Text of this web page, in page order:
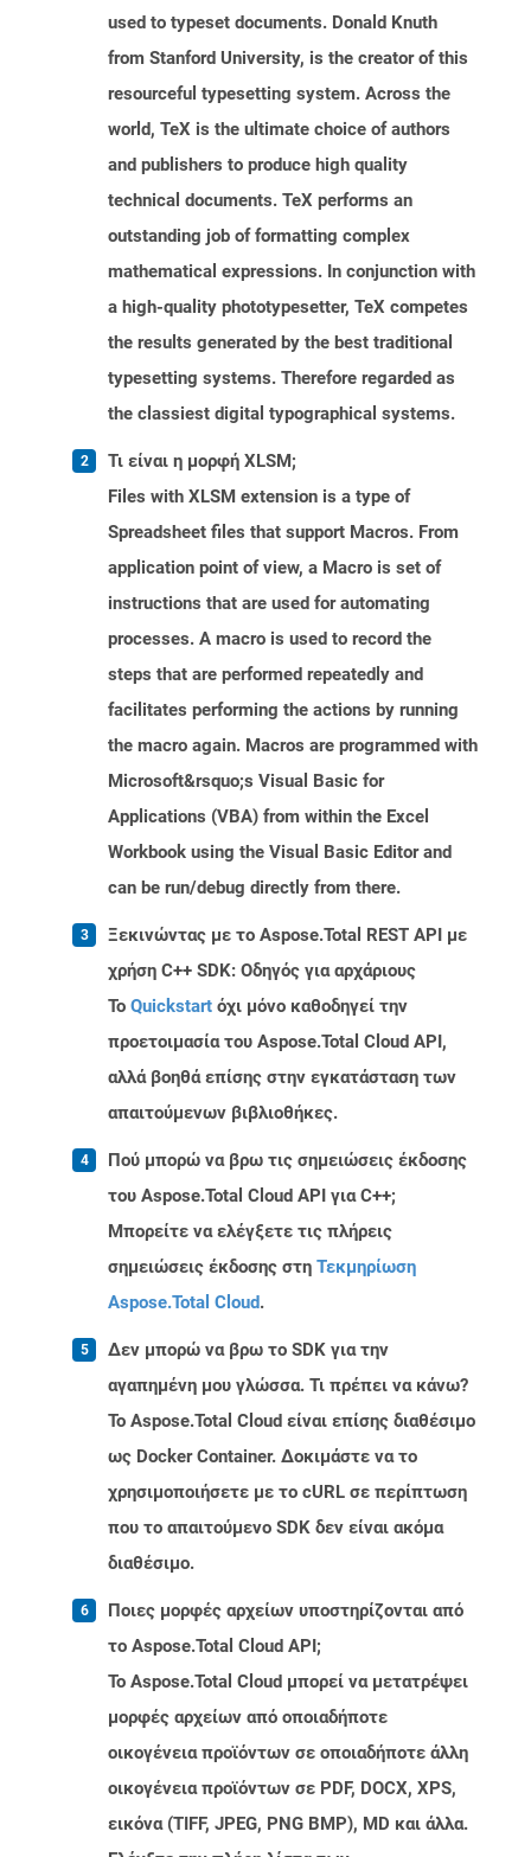
used to typeset documents. Donald Knuth
from Stanford University, is the creator of this
resourceful typesetting system. Across the
world, TeX is the ultimate choice of authors
and publishers to produce high quality
technical documents. TeX performs an
outstanding job of formatting complex
mathematical expressions. In conjunction with
a high-quality phototypesetter, TeX competes
the results generated by the best traditional
typesetting systems. Therefore regarded as
the classiest digital typographical systems.
Τι είναι η μορφή XLSM;
Files with XLSM extension is a type of
Spreadsheet files that support Macros. From
application point of view, a Macro is set of
instructions that are used for automating
processes. A macro is used to record the
steps that are performed repeatedly and
facilitates performing the actions by running
the macro again. Macros are programmed with
Microsoft&rsquo;s Visual Basic for
Applications (VBA) from within the Excel
Workbook using the Visual Basic Editor and
can be run/debug directly from there.
Ξεκινώντας με το Aspose.Total REST API με
χρήση C++ SDK: Οδηγός για αρχάριους
Το Quickstart όχι μόνο καθοδηγεί την
προετοιμασία του Aspose.Total Cloud API,
αλλά βοηθά επίσης στην εγκατάσταση των
απαιτούμενων βιβλιοθήκες.
Πού μπορώ να βρω τις σημειώσεις έκδοσης
του Aspose.Total Cloud API για C++;
Μπορείτε να ελέγξετε τις πλήρεις
σημειώσεις έκδοσης στη Τεκμηρίωση
Aspose.Total Cloud.
Δεν μπορώ να βρω το SDK για την
αγαπημένη μου γλώσσα. Τι πρέπει να κάνω?
Το Aspose.Total Cloud είναι επίσης διαθέσιμο
ως Docker Container. Δοκιμάστε να το
χρησιμοποιήσετε με το cURL σε περίπτωση
που το απαιτούμενο SDK δεν είναι ακόμα
διαθέσιμο.
Ποιες μορφές αρχείων υποστηρίζονται από
το Aspose.Total Cloud API;
Το Aspose.Total Cloud μπορεί να μετατρέψει
μορφές αρχείων από οποιαδήποτε
οικογένεια προϊόντων σε οποιαδήποτε άλλη
οικογένεια προϊόντων σε PDF, DOCX, XPS,
εικόνα (TIFF, JPEG, PNG BMP), MD και άλλα.